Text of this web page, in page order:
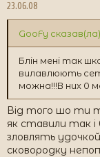
23.06.08
GooFy
Блін мені так
вилавлюють
можна!!!В них 0
Від того шо ти
як ставили так
зловлять
сковородку